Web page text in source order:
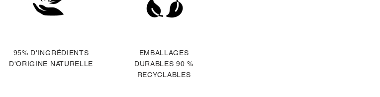
95% D'INGRÉDIENTS
D'ORIGINE NATURELLE
EMBALLAGES
DURABLES 90 %
RECYCLABLES